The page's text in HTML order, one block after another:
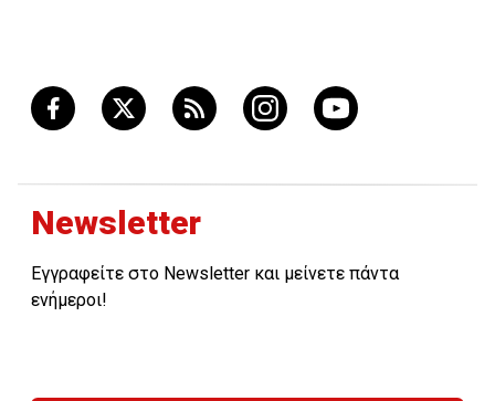
Newsletter
Εγγραφείτε στο Newsletter και μείνετε πάντα
ενήμεροι!